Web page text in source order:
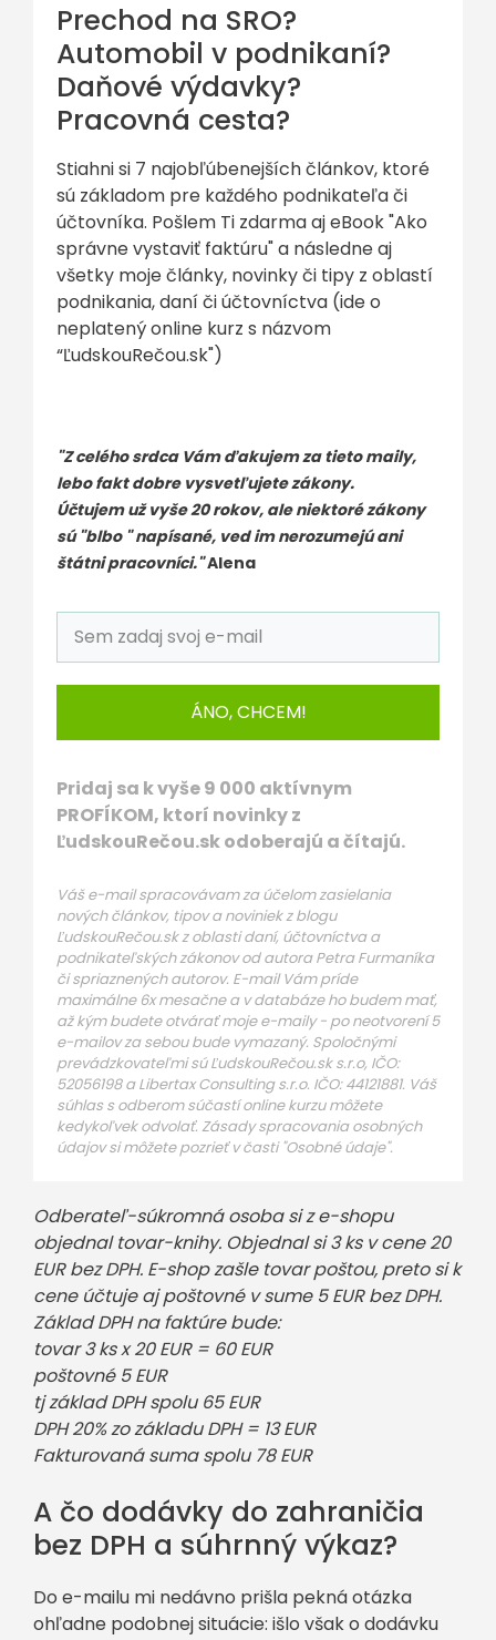
Prechod na SRO?
Automobil v podnikaní?
Daňové výdavky?
Pracovná cesta?
Stiahni si 7 najobľúbenejších článkov, ktoré
sú základom pre každého podnikateľa či
účtovníka. Pošlem Ti zdarma aj eBook "Ako
správne vystaviť faktúru" a následne aj
všetky moje články, novinky či tipy z oblastí
podnikania, daní či účtovníctva (ide o
neplatený online kurz s názvom
“ĽudskouRečou.sk")
"Z celého srdca Vám ďakujem za tieto maily,
lebo fakt dobre vysvetľujete zákony.
Účtujem už vyše 20 rokov, ale niektoré zákony
sú "blbo " napísané, ved im nerozumejú ani
štátni pracovníci."Alena
ÁNO, CHCEM!
Pridaj sa k vyše 9 000 aktívnym
PROFÍKOM, ktorí novinky z
ĽudskouRečou.sk odoberajú a čítajú.
Váš e-mail spracovávam za účelom zasielania
nových článkov, tipov a noviniek z blogu
ĽudskouRečou.sk z oblasti daní, účtovníctva a
podnikateľských zákonov od autora Petra Furmaníka
či spriaznených autorov. E-mail Vám príde
maximálne 6x mesačne a v databáze ho budem mať,
až kým budete otvárať moje e-maily - po neotvorení 5
e-mailov za sebou bude vymazaný. Spoločnými
prevádzkovateľmi sú ĽudskouRečou.sk s.r.o, IČO:
52056198 a Libertax Consulting s.r.o. IČO: 44121881. Váš
súhlas s odberom súčastí online kurzu môžete
kedykoľvek odvolať. Zásady spracovania osobných
údajov si môžete pozrieť v časti "Osobné údaje".
Odberateľ-súkromná osoba si z e-shopu
objednal tovar-knihy. Objednal si 3 ks v cene 20
EUR bez DPH. E-shop zašle tovar poštou, preto si k
cene účtuje aj poštovné v sume 5 EUR bez DPH.
Základ DPH na faktúre bude:
tovar 3 ks x 20 EUR = 60 EUR
poštovné 5 EUR
tj základ DPH spolu 65 EUR
DPH 20% zo základu DPH = 13 EUR
Fakturovaná suma spolu 78 EUR
A čo dodávky do zahraničia
bez DPH a súhrnný výkaz?
Do e-mailu mi nedávno prišla pekná otázka
ohľadne podobnej situácie: išlo však o dodávku